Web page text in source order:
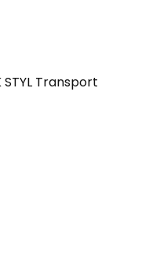
STYL Transport
się ceną